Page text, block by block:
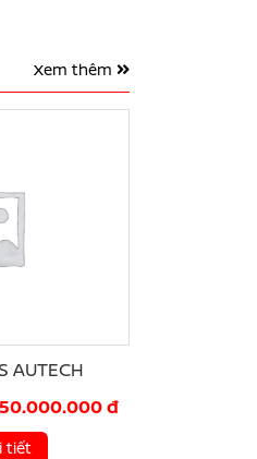
Xem thêm
AUTECH
đ
tiết